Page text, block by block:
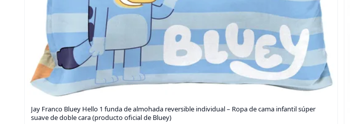
Jay Franco Bluey Hello 1 funda de almohada reversible individual – Ropa de cama infantil súper
suave de doble cara (producto oficial de Bluey)